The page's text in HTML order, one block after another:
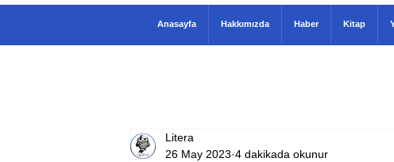
Litera
26 May 2023 4 dakikada okunur
Anasayfa Hakkımızda Haber Kitap